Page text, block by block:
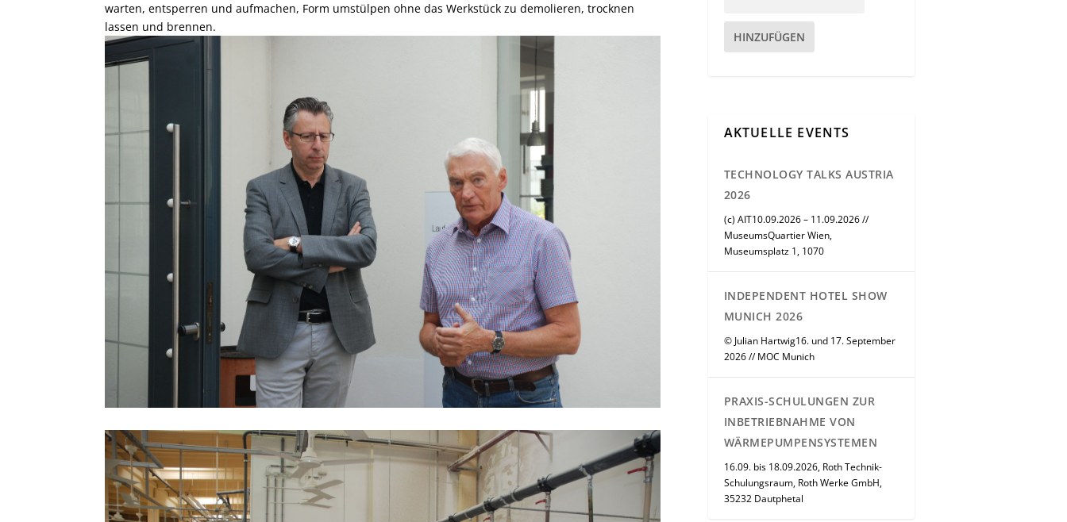
warten, entsperren und aufmachen, Form umstülpen ohne das Werkstück zu demolieren, trocknen
lassen und brennen.
HINZUFÜGEN
AKTUELLE EVENTS
TECHNOLOGY TALKS AUSTRIA
2026
(c) AIT10.09.2026 – 11.09.2026 //
MuseumsQuartier Wien,
Museumsplatz 1, 1070
INDEPENDENT HOTEL SHOW
MUNICH 2026
© Julian Hartwig16. und 17. September
2026 // MOC Munich
PRAXIS-SCHULUNGEN ZUR
INBETRIEBNAHME VON
WÄRMEPUMPENSYSTEMEN
16.09. bis 18.09.2026, Roth Technik-
Schulungsraum, Roth Werke GmbH,
35232 Dautphetal